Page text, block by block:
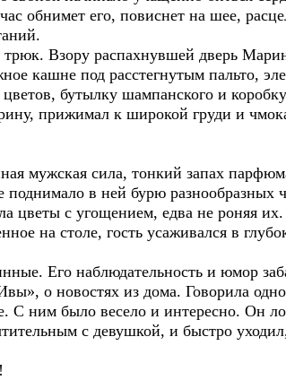
обнимет его, повиснет на шее,
Взору распахнувшей дверь
кашне под расстегнутым пальто,
бутылку шампанского и
прижимал к широкой груди и
мужская сила, тонкий запах
в ней бурю разнообразных
цветы с угощением, едва не роняя их.
на столе, гость усаживался в
Его наблюдательность и юмор
о новостях из дома. Говорила
С ним было весело и интересно. Он
с девушкой, и быстро